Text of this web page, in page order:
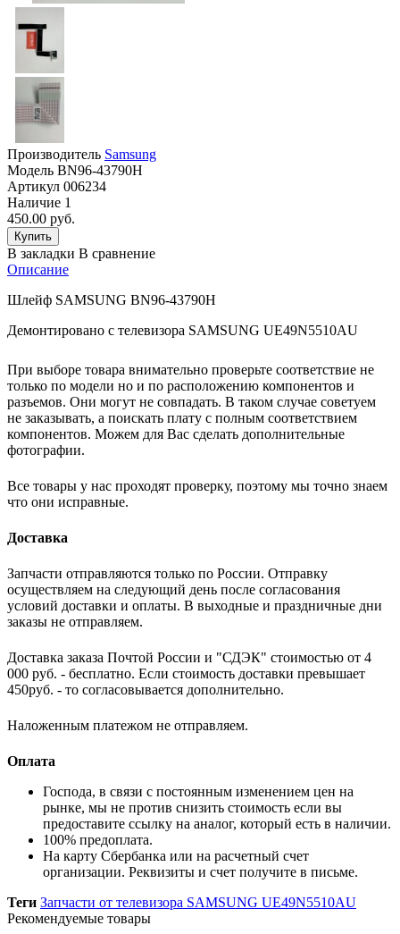
Производитель Samsung
Модель BN96-43790H
Артикул 006234
Наличие 1
450.00 руб.
В закладки В сравнение
Описание
Шлейф SAMSUNG BN96-43790H
Демонтировано с телевизора SAMSUNG UE49N5510AU
При выборе товара внимательно проверьте соответствие не
только по модели но и по расположению компонентов и
разъемов. Они могут не совпадать. В таком случае советуем
не заказывать, а поискать плату с полным соответствием
компонентов. Можем для Вас сделать дополнительные
фотографии.
Все товары у нас проходят проверку, поэтому мы точно знаем
что они исправные.
Доставка
Запчасти отправляются только по России. Отправку
осуществляем на следующий день после согласования
условий доставки и оплаты. В выходные и праздничные дни
заказы не отправляем.
Доставка заказа Почтой России и "СДЭК" стоимостью от 4
000 руб. - бесплатно. Если стоимость доставки превышает
450руб. - то согласовывается дополнительно.
Наложенным платежом не отправляем.
Оплата
Господа, в связи с постоянным изменением цен на
рынке, мы не против снизить стоимость если вы
предоставите ссылку на аналог, который есть в наличии.
100% предоплата.
На карту Сбербанка или на расчетный счет
организации. Реквизиты и счет получите в письме.
Теги Запчасти от телевизора SAMSUNG UE49N5510AU
Рекомендуемые товары